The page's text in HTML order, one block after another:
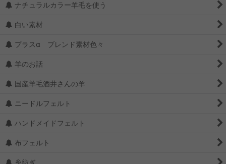
ナチュラルカラー羊毛を使う
白い素材
プラスα ブレンド素材色々
羊のお話
国産羊毛酒井さんの羊
ニードルフェルト
ハンドメイドフェルト
布フェルト
糸紡ぎ